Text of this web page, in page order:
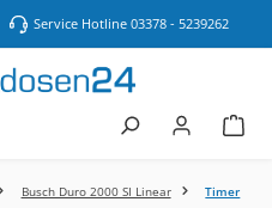
Service Hotline 03378 - 5239262
Busch Duro 2000 SI Linear Timer